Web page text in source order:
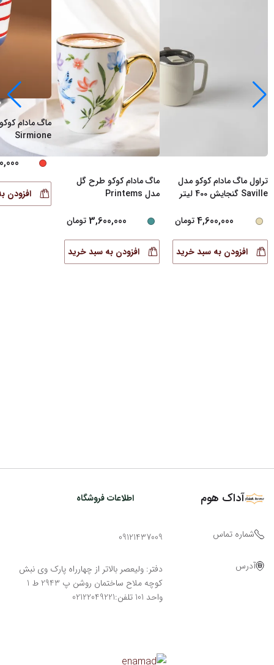
تراول ماگ مادام کوکو مدل
Saville گنجایش 400 لیتر
4,600,000 تومان
افزودن به سبد خرید
ماگ مادام کوکو طرح گل
مدل Printems
3,600,000 تومان
افزودن به سبد خرید
ماگ مادام
Sirmione
افزودن
آداک هوم اطلاعات فروشگاه
شماره تماس 09121437009
آدرس
دفتر: ولیعصر بالاتر از چهارراه پارک وی نبش
کوچه ملاح ساختمان روشن پ 2943 ط 1
واحد 101 تلفن:02122049221